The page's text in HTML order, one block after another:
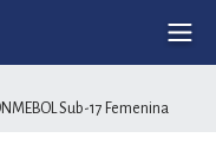
Sub-17 Femenina